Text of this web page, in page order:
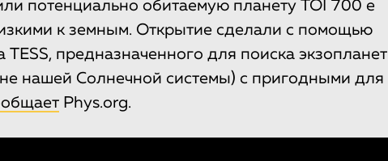
потенциально обитаемую планету TOI 700 e
к земным. Открытие сделали с помощью
TESS, предназначенного для поиска экзопланет
нашей Солнечной системы) с пригодными для
Phys.org.